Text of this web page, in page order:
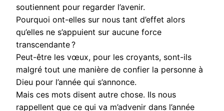
soutiennent pour regarder l’avenir.
Pourquoi ont-elles sur nous tant d’effet alors
qu’elles ne s’appuient sur aucune force
transcendante ?
Peut-être les vœux, pour les croyants, sont-ils
malgré tout une manière de confier la personne à
Dieu pour l’année qui s’annonce.
Mais ces mots disent autre chose. Ils nous
rappellent que ce qui va m’advenir dans l’année